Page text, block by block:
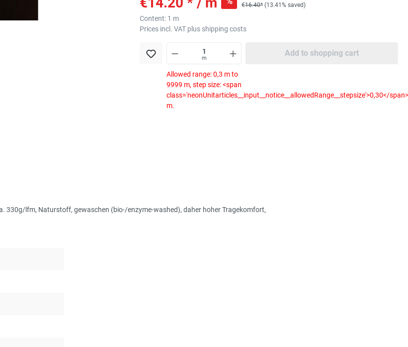
€16.40* (13.41% saved)
Content: 1 m
Prices incl. VAT plus shipping costs
m
Add to shopping cart
Allowed range: 0,3 m to
9999 m, step size: <span
class='neonUnitarticles__input__notice__allowedRange__stepsize'>0,30</span>
m.
330g/lfm, Naturstoff, gewaschen (bio-/enzyme-washed), daher hoher Tragekomfort,